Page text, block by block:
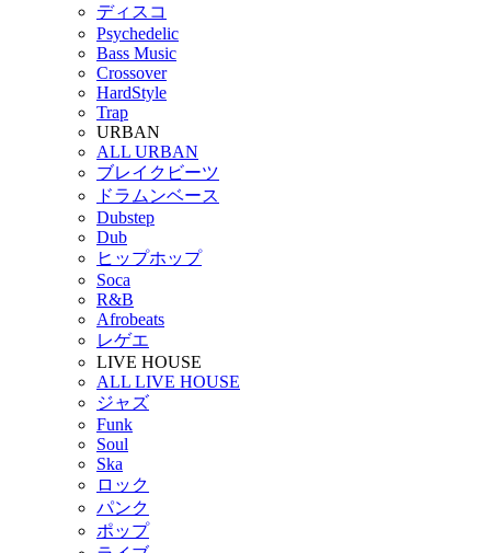
ディスコ
Psychedelic
Bass Music
Crossover
HardStyle
Trap
URBAN
ALL URBAN
ブレイクビーツ
ドラムンベース
Dubstep
Dub
ヒップホップ
Soca
R&B
Afrobeats
レゲエ
LIVE HOUSE
ALL LIVE HOUSE
ジャズ
Funk
Soul
Ska
ロック
パンク
ポップ